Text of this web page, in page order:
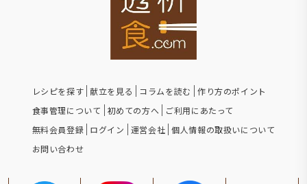
レシピを探す 献立を見る コラムを読む
作り方のポイント
食事管理について
初めての方へ
ご利用にあたって
無料会員登録 ログイン 運営会社 個人情報の取扱いについて
お問い合わせ